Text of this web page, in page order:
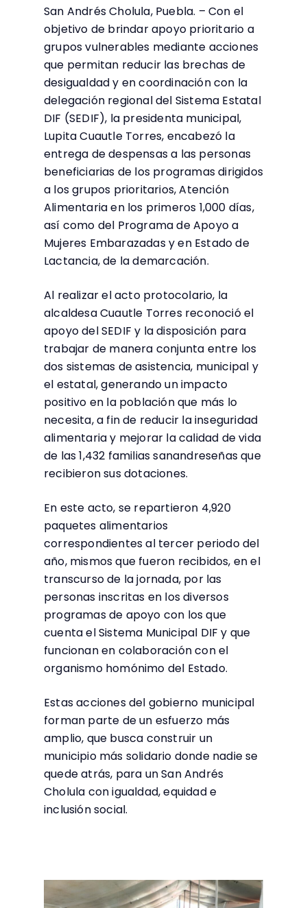
San Andrés Cholula, Puebla. – Con el
objetivo de brindar apoyo prioritario a
grupos vulnerables mediante acciones
que permitan reducir las brechas de
desigualdad y en coordinación con la
delegación regional del Sistema Estatal
DIF (SEDIF), la presidenta municipal,
Lupita Cuautle Torres, encabezó la
entrega de despensas a las personas
beneficiarias de los programas dirigidos
a los grupos prioritarios, Atención
Alimentaria en los primeros 1,000 días,
así como del Programa de Apoyo a
Mujeres Embarazadas y en Estado de
Lactancia, de la demarcación.
Al realizar el acto protocolario, la
alcaldesa Cuautle Torres reconoció el
apoyo del SEDIF y la disposición para
trabajar de manera conjunta entre los
dos sistemas de asistencia, municipal y
el estatal, generando un impacto
positivo en la población que más lo
necesita, a fin de reducir la inseguridad
alimentaria y mejorar la calidad de vida
de las 1,432 familias sanandreseñas que
recibieron sus dotaciones.
En este acto, se repartieron 4,920
paquetes alimentarios
correspondientes al tercer periodo del
año, mismos que fueron recibidos, en el
transcurso de la jornada, por las
personas inscritas en los diversos
programas de apoyo con los que
cuenta el Sistema Municipal DIF y que
funcionan en colaboración con el
organismo homónimo del Estado.
Estas acciones del gobierno municipal
forman parte de un esfuerzo más
amplio, que busca construir un
municipio más solidario donde nadie se
quede atrás, para un San Andrés
Cholula con igualdad, equidad e
inclusión social.